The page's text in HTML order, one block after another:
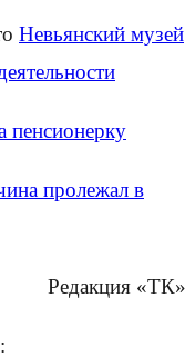
Невьянский музей
пенсионерку
пролежал в
Редакция «ТК»